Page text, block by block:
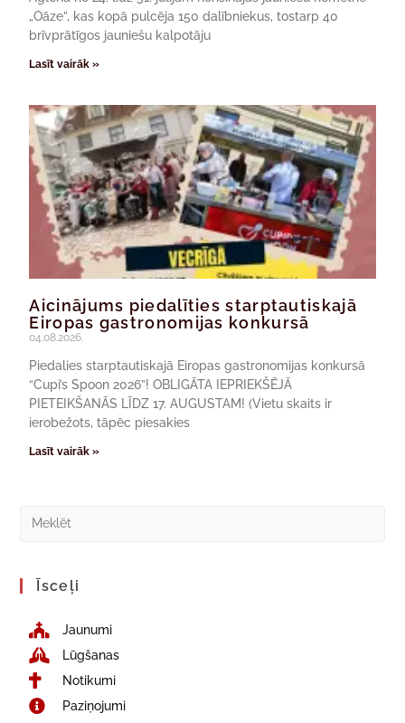
„Oāze”, kas kopā pulcēja 150 dalībniekus, tostarp 40
brīvprātīgos jauniešu kalpotāju
Lasīt vairāk »
Aicinājums piedalīties starptautiskajā
Eiropas gastronomijas konkursā
04.08.2026.
Piedalies starptautiskajā Eiropas gastronomijas konkursā
“Cupi’s Spoon 2026”! OBLIGĀTA IEPRIEKŠĒJĀ
PIETEIKŠANĀS LĪDZ 17. AUGUSTAM! (Vietu skaits ir
ierobežots, tāpēc piesakies
Lasīt vairāk »
Īsceļi
Jaunumi
Lūgšanas
Notikumi
Paziņojumi